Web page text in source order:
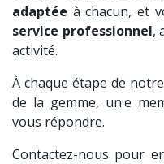
adaptée à chacun, et
service professionnel,
activité.
À chaque étape de
de la gemme, un·e
vous répondre.
Contactez-nous pour